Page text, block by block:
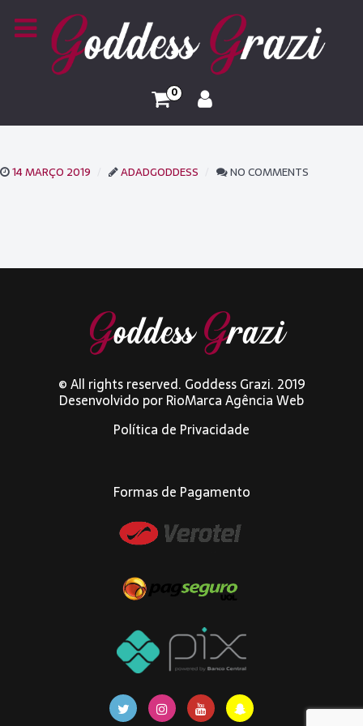
0
14 MARÇO 2019 ADADGODDESS NO COMMENTS
© All rights reserved. Goddess Grazi. 2019
Desenvolvido porRioMarca Agência Web
Política de Privacidade
Formas de Pagamento